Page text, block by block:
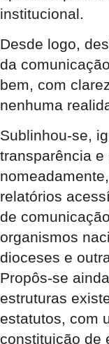
institucional.
Desde logo,
da
bem, com
nenhuma
Sublinhou-se,
transparência e
relatórios
de
organismos
dioceses e
Propôs-se
estruturas
estatutos, com
constituição de